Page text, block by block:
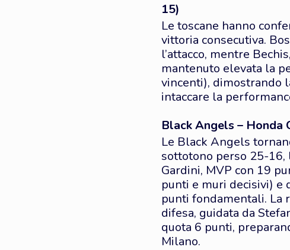
15)
Le toscane hanno
vittoria consecutiva.
l’attacco, mentre
mantenuto elevata la
vincenti), dimostrando
intaccare la
Black Angels – Honda
Le Black Angels
sottotono perso 25-16,
Gardini, MVP con 19
punti e muri decisivi) e
punti fondamentali. La
difesa, guidata da
quota 6 punti,
Milano.